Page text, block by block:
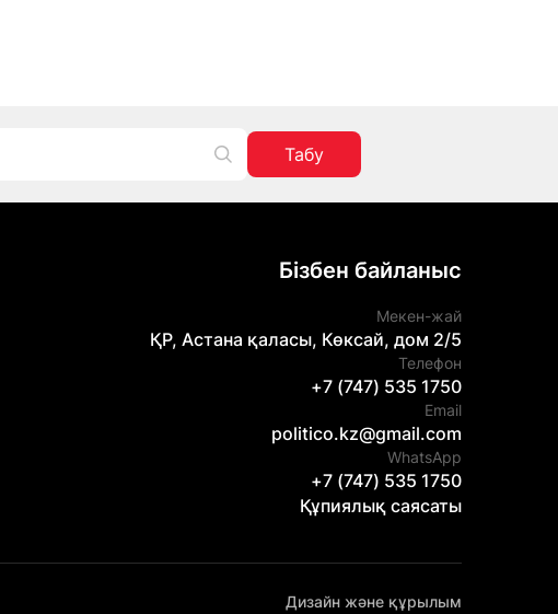
Табу
Бізбен байланыс
Мекен-жай
ҚР, Астана қаласы, Көксай, дом 2/5
Телефон
+7 (747) 535 1750
Email
politico.kz@gmail.com
WhatsApp
+7 (747) 535 1750
Құпиялық саясаты
Дизайн және құрылым